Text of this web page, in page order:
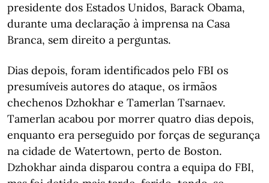
presidente dos Estados Unidos, Barack Obama,
durante uma declaração à imprensa na Casa
Branca, sem direito a perguntas.
Dias depois, foram identificados pelo FBI os
presumíveis autores do ataque, os irmãos
chechenos Dzhokhar e Tamerlan Tsarnaev.
Tamerlan acabou por morrer quatro dias depois,
enquanto era perseguido por forças de segurança
na cidade de Watertown, perto de Boston.
Dzhokhar ainda disparou contra a equipa do FBI,